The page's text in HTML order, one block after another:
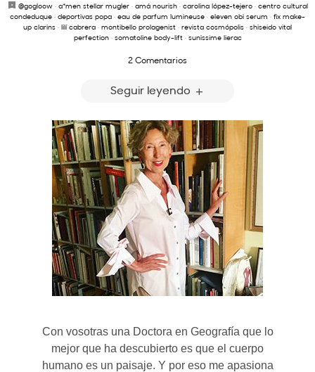
@gogloow· a*men stellar mugler· amá nourish· carolina lópez-tejero· centro cultural
condeduque · deportivas popa · eau de parfum lumineuse · eleven obi serum · fix make-
up clarins · lilí cabrera · montibello prolagenist · revista cosmópolis · shiseido vital
perfection· somatoline body-lift· sunissime lierac
2 Comentarios
Seguir leyendo
Con vosotras una Doctora en Geografía que lo
mejor que ha descubierto es que el cuerpo
humano es un paisaje. Y por eso me apasiona